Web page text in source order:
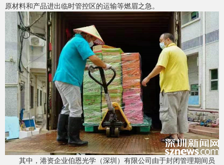
原材料和产品进出临时管控区的运输等燃眉之急。
其中，港资企业伯恩光学（深圳）有限公司由于封闭管理期间员